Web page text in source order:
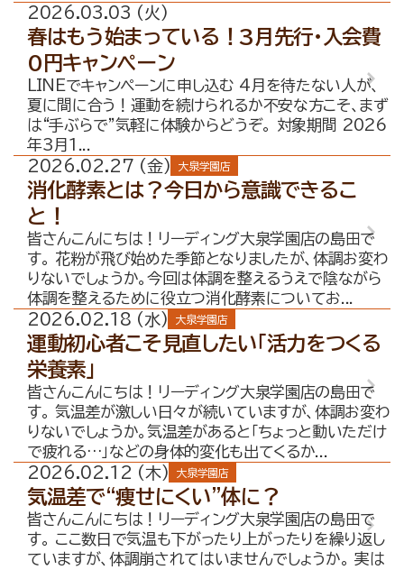
2026.03.03 (火)
春はもう始まっている！3月先行・入会費
0円キャンペーン
LINEでキャンペーンに申し込む 4月を待たない人が、
夏に間に合う！運動を続けられるか不安な方こそ、まず
は“手ぶらで”気軽に体験からどうぞ。 対象期間 2026
年3月1...
2026.02.27 (金) 大泉学園店
消化酵素とは？今日から意識できるこ
と！
皆さんこんにちは！リーディング大泉学園店の島田で
す。 花粉が飛び始めた季節となりましたが、体調お変わ
りないでしょうか。今回は体調を整えるうえで陰ながら
体調を整えるために役立つ消化酵素についてお...
2026.02.18 (水) 大泉学園店
運動初心者こそ見直したい「活力をつくる
栄養素」
皆さんこんにちは！リーディング大泉学園店の島田で
す。 気温差が激しい日々が続いていますが、体調お変わ
りないでしょうか。気温差があると「ちょっと動いただけ
で疲れる…」などの身体的変化も出てくるか...
2026.02.12 (木) 大泉学園店
気温差で“痩せにくい”体に？
皆さんこんにちは！リーディング大泉学園店の島田で
す。 ここ数日で気温も下がったり上がったりを繰り返し
ていますが、体調崩されてはいませんでしょうか。 実は